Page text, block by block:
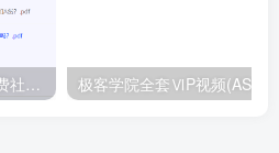
【每天都会更新】最新付费社群公众号文章 极客学院全套ⅥP视频(AS版)